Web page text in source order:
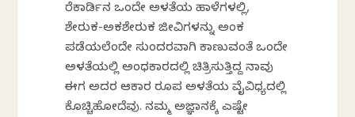
ರೆಕಾರ್ಡಿನ ಒಂದೇ ಅಳತೆಯ ಹಾಳೆಗಳಲ್ಲಿ,
ಶೇರುಕ-ಅಕಶೇರುಕ ಜೀವಿಗಳನ್ನು ಅಂಕ
ಪಡೆಯಲೆಂದೇ ಸುಂದರವಾಗಿ ಕಾಣುವಂತೆ ಒಂದೇ
ಅಳತೆಯಲ್ಲಿ ಅಂಧಕಾರದಲ್ಲಿ ಚಿತ್ರಿಸುತ್ತಿದ್ದ ನಾವು
ಈಗ ಅದರ ಆಕಾರ ರೂಪ ಅಳತೆಯ ವೈವಿಧ್ಯದಲ್ಲಿ
ಕೊಚ್ಚಿಹೋದೆವು. ನಮ್ಮ ಅಜ್ಞಾನಕ್ಕೆ ಎಷ್ಟೇ